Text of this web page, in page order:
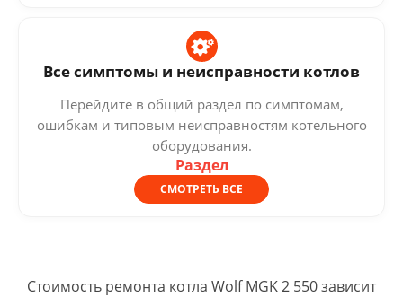
Все симптомы и неисправности котлов
Перейдите в общий раздел по симптомам,
ошибкам и типовым неисправностям котельного
оборудования.
Раздел
СМОТРЕТЬ ВСЕ
Стоимость ремонта котла Wolf MGK 2 550 зависит